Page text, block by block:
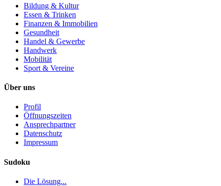
Bildung & Kultur
Essen & Trinken
Finanzen & Immobilien
Gesundheit
Handel & Gewerbe
Handwerk
Mobilität
Sport & Vereine
Über uns
Profil
Öffnungszeiten
Ansprechpartner
Datenschutz
Impressum
Sudoku
Die Lösung...